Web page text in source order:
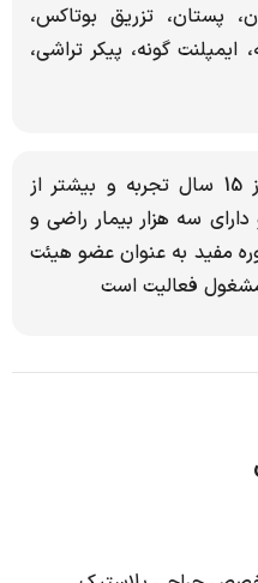
پستان، تزریق بوتاکس،
ایمپلنت گونه، پیکر تراشی،
سوابق: ایشان با بیشتر از 15 سال تجربه و بیشتر از
دارای سه هزار بیمار راضی و
مفید به عنوان عضو هیئت
فعالیت است